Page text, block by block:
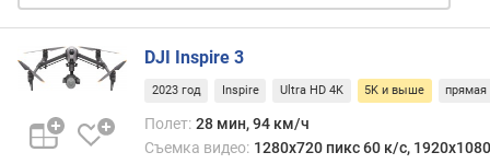
того,
при
т
в
п
р
DJI Inspire 3
2023 год Inspire Ultra HD 4K 5K и выше прямая
Полет: 28 мин, 94 км/ч
Съемка видео: 1280x720 пикс 60 к/с,